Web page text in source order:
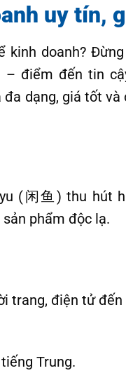
uy tín,
doanh?
điểm đến tin
dạng, giá tốt
(闲鱼) thu hút
phẩm độc lạ.
trang, điện tử
Trung.